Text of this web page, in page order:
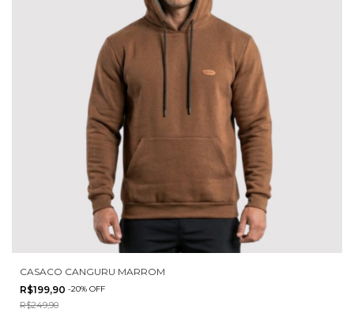
CASACO CANGURU MARROM
R$199,90 -20% OFF
R$249,90